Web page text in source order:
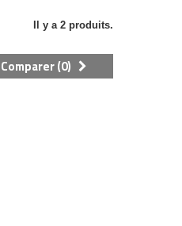
Il y a 2 produits.
Comparer (0)